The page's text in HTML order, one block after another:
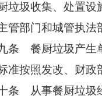
圾收集、处置设施
管部门和城管执法
餐厨垃圾产生单
准按照发改、财政
从事餐厨垃圾经